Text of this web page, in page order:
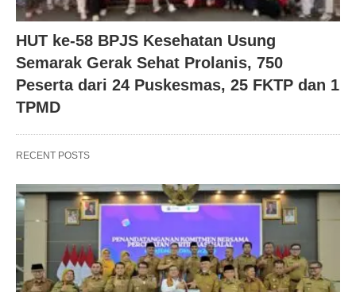
HUT ke-58 BPJS Kesehatan Usung
Semarak Gerak Sehat Prolanis, 750
Peserta dari 24 Puskesmas, 25 FKTP dan 1
TPMD
RECENT POSTS